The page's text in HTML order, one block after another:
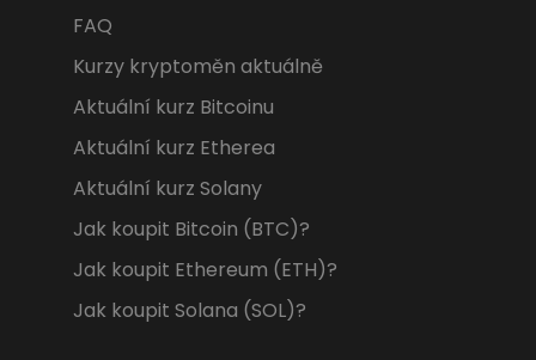
FAQ
Kurzy kryptoměn aktuálně
Aktuální kurz Bitcoinu
Aktuální kurz Etherea
Aktuální kurz Solany
Jak koupit Bitcoin (BTC)?
Jak koupit Ethereum (ETH)?
Jak koupit Solana (SOL)?